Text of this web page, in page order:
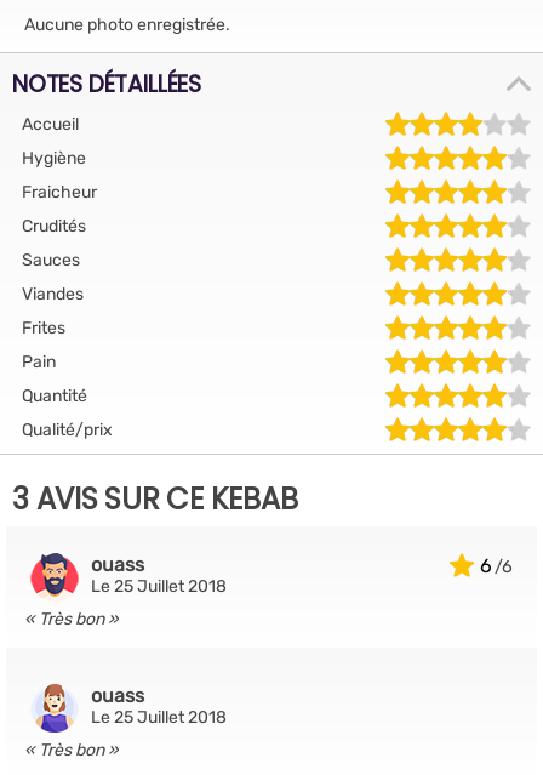
Aucune photo enregistrée.
NOTES DÉTAILLÉES
Accueil
Hygiène
Fraicheur
Crudités
Sauces
Viandes
Frites
Pain
Quantité
Qualité/prix
3 AVIS SUR CE KEBAB
6
ouass
Le 25 Juillet 2018
Très bon
ouass
Le 25 Juillet 2018
Très bon